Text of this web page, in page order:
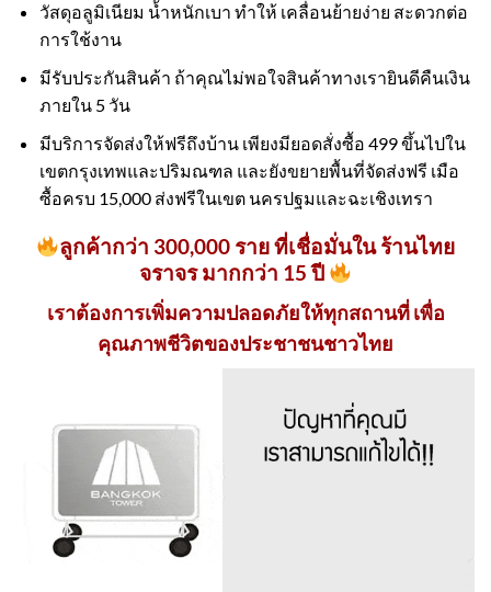
วัสดุอลูมิเนียม น้ำหนักเบา ทำให้ เคลื่อนย้ายง่าย สะดวกต่อ
การใช้งาน
มีรับประกันสินค้า ถ้าคุณไม่พอใจสินค้าทางเรายินดีคืนเงิน
ภายใน 5 วัน
มีบริการจัดส่งให้ฟรีถึงบ้าน เพียงมียอดสั่งซื้อ 499 ขึ้นไปใน
เขตกรุงเทพและปริมณฑล และยังขยายพื้นที่จัดส่งฟรี เมือ
ซื้อครบ 15,000 ส่งฟรีในเขต นครปฐมและฉะเชิงเทรา
ลูกค้ากว่า 300,000 ราย ที่เชื่อมั่นใน ร้านไทย
จราจร มากกว่า 15 ปี
เราต้องการเพิ่มความปลอดภัยให้ทุกสถานที่ เพื่อ
คุณภาพชีวิตของประชาชนชาวไทย